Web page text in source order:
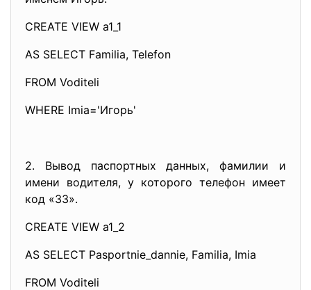
CREATE VIEW a1_1
AS SELECT Familia, Telefon
FROM Voditeli
WHERE Imia='Игорь'
2. Вывод паспортных данных, фамилии и
имени водителя, у которого телефон имеет
код «33».
CREATE VIEW a1_2
AS SELECT Pasportnie_dannie, Familia, Imia
FROM Voditeli